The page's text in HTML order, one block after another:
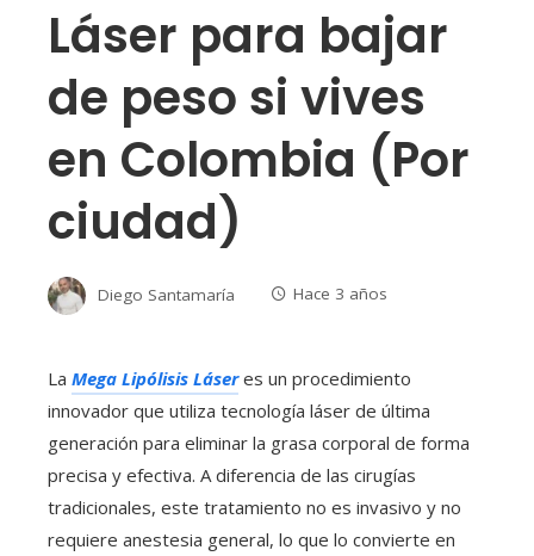
Láser para bajar
de peso si vives
en Colombia (Por
ciudad)
Diego Santamaría Hace 3 años
La Mega Lipólisis Láseres un procedimiento
innovador que utiliza tecnología láser de última
generación para eliminar la grasa corporal de forma
precisa y efectiva. A diferencia de las cirugías
tradicionales, este tratamiento no es invasivo y no
requiere anestesia general, lo que lo convierte en